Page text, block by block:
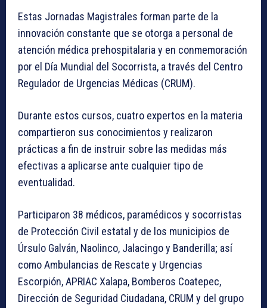
Estas Jornadas Magistrales forman parte de la
innovación constante que se otorga a personal de
atención médica prehospitalaria y en conmemoración
por el Día Mundial del Socorrista, a través del Centro
Regulador de Urgencias Médicas (CRUM).
Durante estos cursos, cuatro expertos en la materia
compartieron sus conocimientos y realizaron
prácticas a fin de instruir sobre las medidas más
efectivas a aplicarse ante cualquier tipo de
eventualidad.
Participaron 38 médicos, paramédicos y socorristas
de Protección Civil estatal y de los municipios de
Úrsulo Galván, Naolinco, Jalacingo y Banderilla; así
como Ambulancias de Rescate y Urgencias
Escorpión, APRIAC Xalapa, Bomberos Coatepec,
Dirección de Seguridad Ciudadana, CRUM y del grupo